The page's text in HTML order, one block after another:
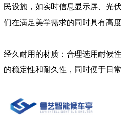
民设施，如实时信息显示屏、光
们在满足美学需求的同时具有高度
经久耐用的材质：合理选用耐候
的稳定性和耐久性，同时便于日常